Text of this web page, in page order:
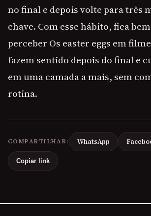
no final e depois volte para três
chave. Com esse hábito, fica
perceber Os easter eggs em
fazem sentido depois do final e
em uma camada a mais, sem
rotina.
COMPARTILHAR: WhatsApp
Copiar link